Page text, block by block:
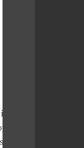
době